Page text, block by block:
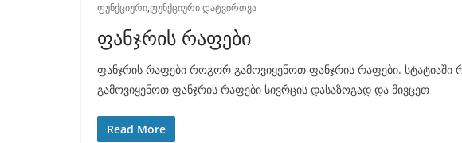
ფუნქციური,ფუნქციური დატვირთვა
ფანჯრის რაფები
ფანჯრის რაფები როგორ გამოვიყენოთ ფანჯრის რაფები. სტატიაში
გამოვიყენოთ ფანჯრის რაფები სივრცის დასაზოგად და მივცეთ
Read More